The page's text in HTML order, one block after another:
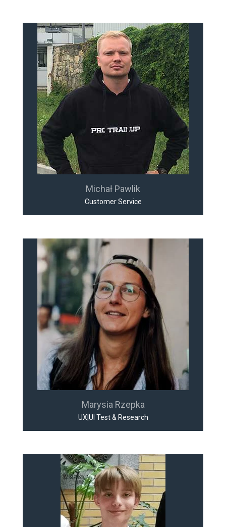
Michał Pawlik
Customer Service
Marysia Rzepka
UX|UI Test & Research